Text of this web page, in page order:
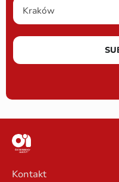
Kontakt